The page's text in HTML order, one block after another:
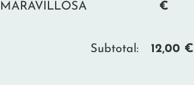
MARAVILLOSA
€
Subtotal: 12,00 €